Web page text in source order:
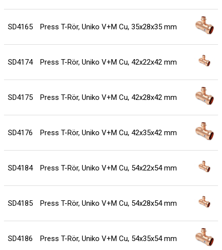
SD4165 Press T-Rör, Uniko V+M Cu, 35x28x35 mm
SD4174 Press T-Rör, Uniko V+M Cu, 42x22x42 mm
SD4175 Press T-Rör, Uniko V+M Cu, 42x28x42 mm
SD4176 Press T-Rör, Uniko V+M Cu, 42x35x42 mm
SD4184 Press T-Rör, Uniko V+M Cu, 54x22x54 mm
SD4185 Press T-Rör, Uniko V+M Cu, 54x28x54 mm
SD4186 Press T-Rör, Uniko V+M Cu, 54x35x54 mm